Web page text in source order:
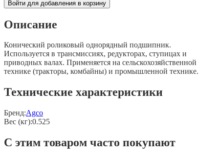
Войти для добавления в корзину
Описание
Конический роликовый однорядный подшипник.
Используется в трансмиссиях, редукторах, ступицах и
приводных валах. Применяется на сельскохозяйственной
технике (тракторы, комбайны) и промышленной технике.
Технические характеристики
Бренд:Agco
Вес (кг):0.525
С этим товаром часто покупают